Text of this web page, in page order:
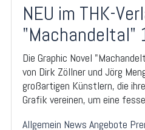
NEU im THK-
"Machandeltal"
Die Graphic Novel
von Dirk Zöllner und Jörg
großartigen Künstlern, die
Grafik vereinen, um eine
Allgemein News Angebote